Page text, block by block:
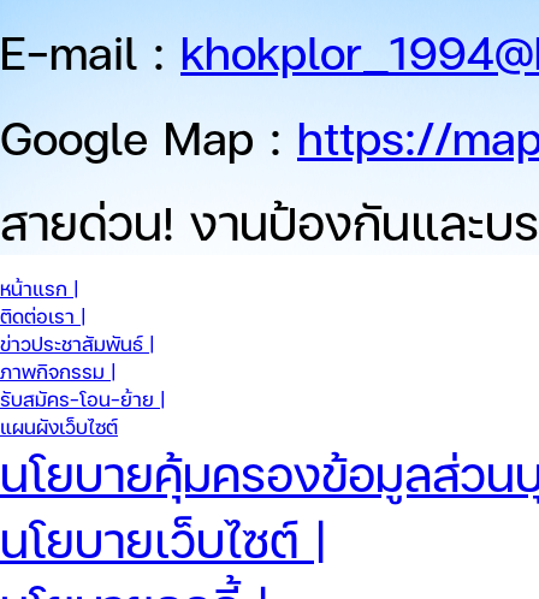
E-mail :
Google Map : https://
สายด่วน! งานป้องกันและบ
หน้าแรก |
ติดต่อเรา |
ข่าวประชาสัมพันธ์ |
ภาพกิจกรรม |
รับสมัคร-โอน-ย้าย |
แผนผังเว็บไซต์
นโยบายคุ้มครองข้อมูลส่วน
นโยบายเว็บไซต์ |